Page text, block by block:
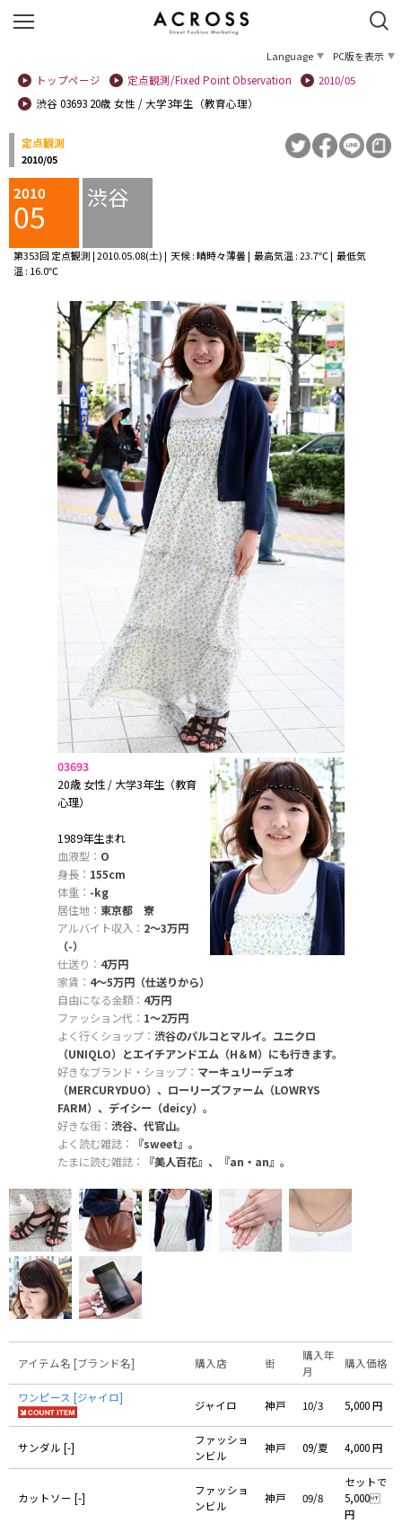
Language
PC版を表示
トップページ
定点観測/Fixed Point Observation
2010/05
渋谷 03693 20歳 女性 / 大学3年生（教育心理）
定点観測
2010/05
2010
05 渋谷
第353回 定点観測 | 2010.05.08(土) | 天候 : 晴時々薄曇 | 最高気温 : 23.7℃ | 最低気
温 : 16.0℃
03693
20歳 女性 / 大学3年生（教育
心理）
1989年生まれ
血液型： O
身長： 155cm
体重： -kg
居住地： 東京都 寮
アルバイト収入： 2〜3万円
（-）
仕送り： 4万円
家賃： 4〜5万円（仕送りから）
自由になる金額： 4万円
ファッション代： 1〜2万円
よく行くショップ： 渋谷のパルコとマルイ。ユニクロ
（UNIQLO）とエイチアンドエム（H＆M）にも行きます。
好きなブランド・ショップ： マーキュリーデュオ
（MERCURYDUO）、ローリーズファーム（LOWRYS
FARM）、デイシー（deicy）。
好きな街： 渋谷、代官山。
よく読む雑誌：
『sweet』。
たまに読む雑誌：
『美人百花』、『an・an』。
アイテム名 [ブランド名] 購入店 街
購入年
月
購入価格
ワンピース [ジャイロ]
ジャイロ 神戸 10/3 5,000 円
サンダル [-]
ファッショ
ンビル
神戸 09/夏 4,000 円
カットソー [-]
ファッショ
ンビル
神戸 09/8
セットで
5,000
円